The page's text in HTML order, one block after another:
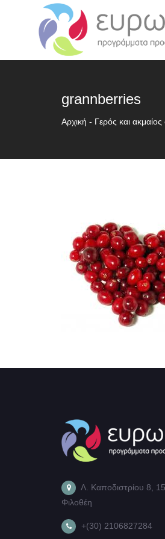
grannberries
Αρχική - Γερός και
Λ. Καποδιστρίου 8,
Φιλοθέη
+(30) 2106827284